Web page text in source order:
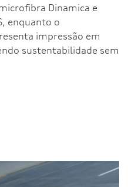
Dinamica e
enquanto o
impressão em
sustentabilidade sem